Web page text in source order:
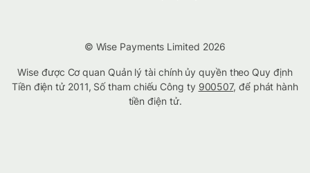
© Wise Payments Limited 2026
Wise được Cơ quan Quản lý tài chính ủy quyền theo Quy định
Tiền điện tử 2011, Số tham chiếu Công ty 900507, để phát hành
tiền điện tử.